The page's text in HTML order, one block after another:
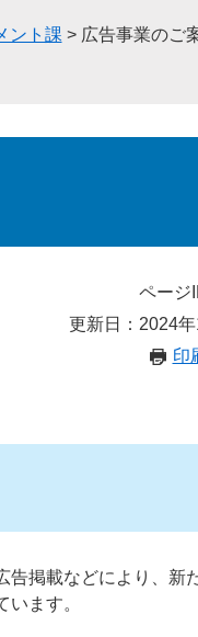
ント課 > 広告事業のご
ページ
更新日：2024
印
告掲載などにより、新
ます。